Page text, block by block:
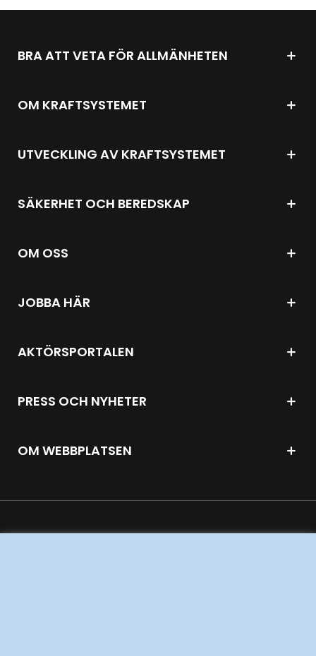
BRA ATT VETA FÖR ALLMÄNHETEN
OM KRAFTSYSTEMET
UTVECKLING AV KRAFTSYSTEMET
SÄKERHET OCH BEREDSKAP
OM OSS
JOBBA HÄR
AKTÖRSPORTALEN
PRESS OCH NYHETER
OM WEBBPLATSEN